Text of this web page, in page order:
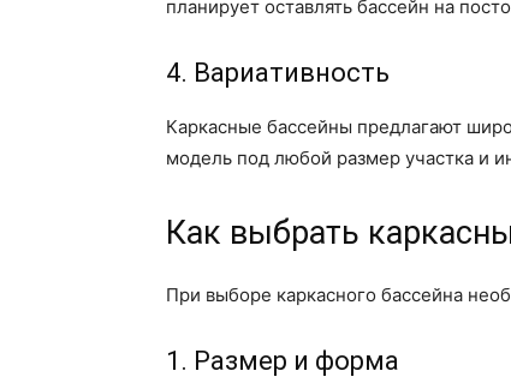
планирует оставлять бассейн на
4. Вариативность
Каркасные бассейны предлагают
модель под любой размер участка и
Как выбрать
При выборе каркасного бассейна
1. Размер и форма